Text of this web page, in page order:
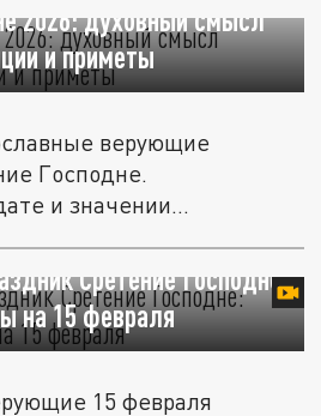
2026: духовный смысл
и приметы
верующие
Господне.
и значении
Сретение Господне:
на 15 февраля
15 февраля